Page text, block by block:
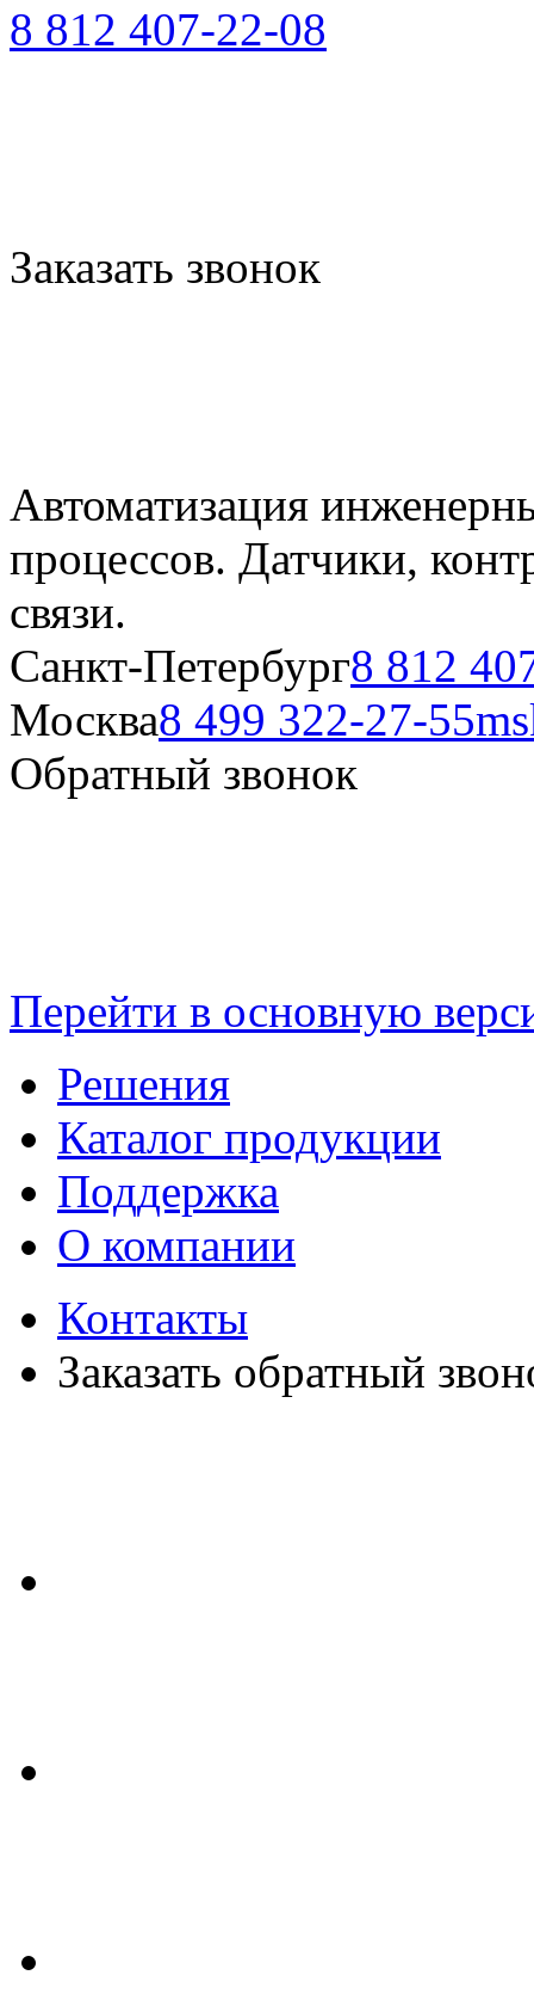
8 812 407-22-08
Заказать звонок
Автоматизация
процессов. Датчики,
связи.
Санкт-Петербург8 812
Москва8 499 322-27-55
Обратный звонок
Перейти в основную
Решения
Каталог продукции
Поддержка
О компании
Контакты
Заказать обратный